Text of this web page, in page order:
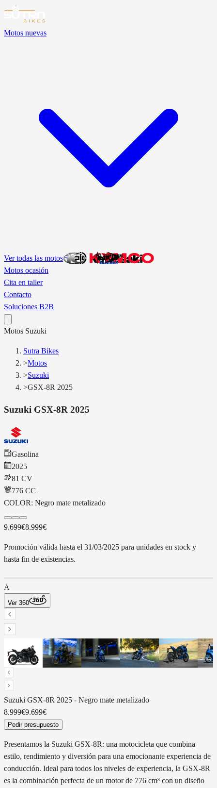
Motos nuevas
Ver todas las motos
Motos ocasión
Cita en taller
Contacto
Soluciones B2B
Motos Suzuki
Sutra Bikes
>Motos
>Suzuki
>GSX-8R 2025
Suzuki GSX-8R 2025
Gasolina
2025
81 CV
776 CC
COLOR: Negro mate metalizado
9.699€8.999€
Promoción válida hasta el 31/03/2025 para unidades en stock y
hasta fin de existencias.
A
Ver 360
Suzuki GSX-8R 2025 - Negro mate metalizado
8.999€9.699€
Pedir presupuesto
Presentamos la Suzuki GSX-8R: una motocicleta que combina
estilo, rendimiento y diversión para una emocionante experiencia de
conducción. Ideal para todos los niveles de experiencia, la GSX-8R
es la combinación perfecta de un motor de 776 cm³ con un diseño